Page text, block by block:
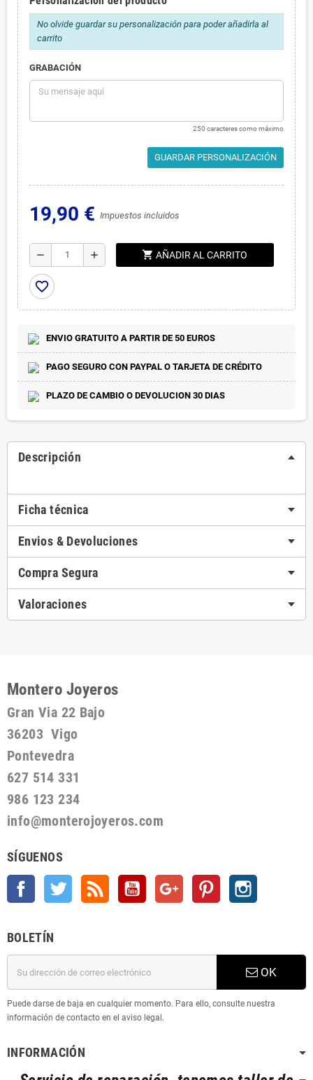
No olvide guardar su personalización para poder añadirla al
carrito
GRABACIÓN
250 caracteres como máximo
GUARDAR PERSONALIZACIÓN
19,90 € Impuestos incluidos
remove add shopping_cart AÑADIR AL CARRITO
favorite_border
ENVIO GRATUITO A PARTIR DE 50 EUROS
PAGO SEGURO CON PAYPAL O TARJETA DE CRÉDITO
PLAZO DE CAMBIO O DEVOLUCION 30 DIAS
Descripción
Ficha técnica
Envios & Devoluciones
Compra Segura
Valoraciones
Montero Joyeros
Gran Via 22 Bajo
36203 Vigo
Pontevedra
627 514 331
986 123 234
info@monterojoyeros.com
SÍGUENOS
Facebook Twitter YouTube Google + Pinterest
BOLETÍN
OK
Puede darse de baja en cualquier momento. Para ello, consulte nuestra
información de contacto en el aviso legal.
INFORMACIÓN